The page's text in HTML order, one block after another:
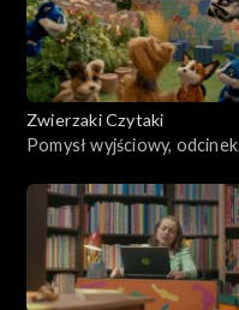
Zwierzaki Czytaki
Pomysł wyjściowy, odcinek